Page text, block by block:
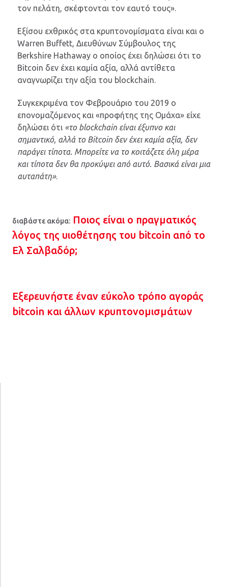
τον πελάτη, σκέφτονται τον εαυτό τους».
Εξίσου εχθρικός στα κρυπτονομίσματα είναι και ο
Warren Buffett, Διευθύνων Σύμβουλος της
Berkshire Hathaway ο οποίος έχει δηλώσει ότι το
Bitcoin δεν έχει καμία αξία, αλλά αντίθετα
αναγνωρίζει την αξία του blockchain.
Συγκεκριμένα τον Φεβρουάριο του 2019 ο
επονομαζόμενος και «προφήτης της Ομάχα» είχε
δηλώσει ότι «το blockchain είναι έξυπνο και
σημαντικό, αλλά το Bitcoin δεν έχει καμία αξία, δεν
παράγει τίποτα. Μπορείτε να το κοιτάζετε όλη μέρα
και τίποτα δεν θα προκύψει από αυτό. Βασικά είναι μια
αυταπάτη».
διαβάστε ακόμα: Ποιος είναι ο πραγματικός
λόγος της υιοθέτησης του bitcoin από το
Ελ Σαλβαδόρ;
Εξερευνήστε έναν εύκολο τρόπο αγοράς
bitcoin και άλλων κρυπτονομισμάτων